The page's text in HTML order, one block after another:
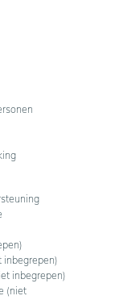
inbegrepen)
inbegrepen)
(niet